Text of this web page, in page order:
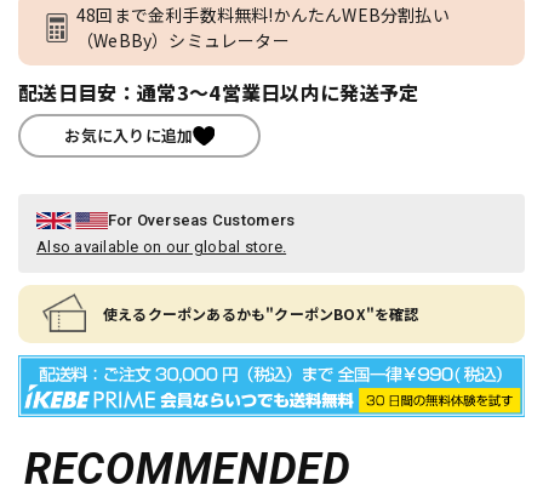
48回まで金利手数料無料!かんたんWEB分割払い
（WeBBy）シミュレーター
配送日目安：通常3～4営業日以内に発送予定
お気に入りに追加
For Overseas Customers
Also available on our global store.
使えるクーポンあるかも"クーポンBOX"を確認
RECOMMENDED